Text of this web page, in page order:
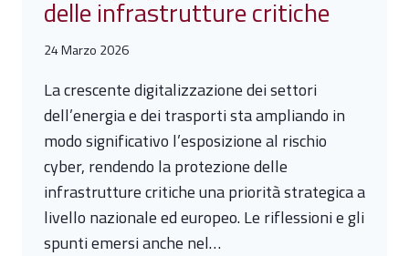
delle infrastrutture critiche
24 Marzo 2026
La crescente digitalizzazione dei settori
dell’energia e dei trasporti sta ampliando in
modo significativo l’esposizione al rischio
cyber, rendendo la protezione delle
infrastrutture critiche una priorità strategica a
livello nazionale ed europeo. Le riflessioni e gli
spunti emersi anche nel…